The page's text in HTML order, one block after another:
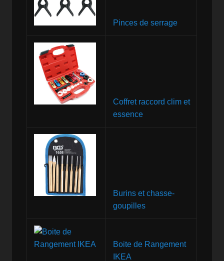
Pinces de serrage
Coffret raccord clim et
essence
Burins et chasse-
goupilles
Boite de Rangement
IKEA